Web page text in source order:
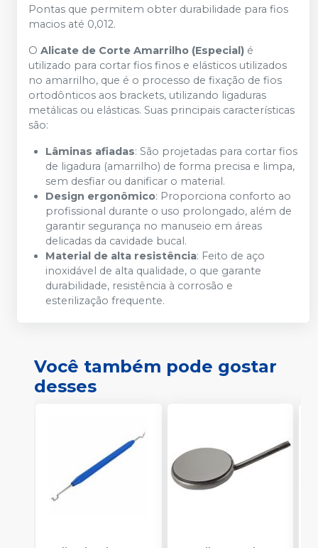
Pontas que permitem obter durabilidade para fios
macios até 0,012.
O Alicate de Corte Amarrilho (Especial) é
utilizado para cortar fios finos e elásticos utilizados
no amarrilho, que é o processo de fixação de fios
ortodônticos aos brackets, utilizando ligaduras
metálicas ou elásticas. Suas principais características
são:
Lâminas afiadas: São projetadas para cortar fios
de ligadura (amarrilho) de forma precisa e limpa,
sem desfiar ou danificar o material.
Design ergonômico: Proporciona conforto ao
profissional durante o uso prolongado, além de
garantir segurança no manuseio em áreas
delicadas da cavidade bucal.
Material de alta resistência: Feito de aço
inoxidável de alta qualidade, o que garante
durabilidade, resistência à corrosão e
esterilização frequente.
Você também pode gostar
desses